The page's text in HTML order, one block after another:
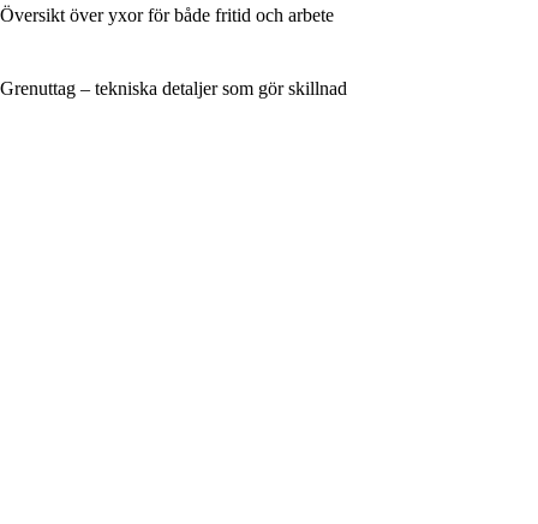
Översikt över yxor för både fritid och arbete
Grenuttag – tekniska detaljer som gör skillnad